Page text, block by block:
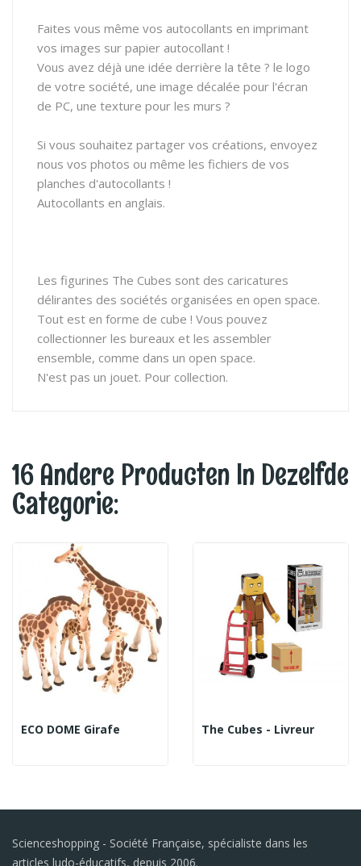
Faites vous même vos autocollants en imprimant
vos images sur papier autocollant !
Vous avez déjà une idée derrière la tête ? le logo
de votre société, une image décalée pour l'écran
de PC, une texture pour les murs ?
Si vous souhaitez partager vos créations, envoyez
nous vos photos ou même les fichiers de vos
planches d'autocollants !
Autocollants en anglais.
Les figurines The Cubes sont des caricatures
délirantes des sociétés organisées en open space.
Tout est en forme de cube ! Vous pouvez
collectionner les bureaux et les assembler
ensemble, comme dans un open space.
N'est pas un jouet. Pour collection.
16 Andere Producten In Dezelfde
Categorie:
ECO DOME Girafe The Cubes - Livreur
Scienceshopping - Société Française, spécialiste dans les
articles ludo-éducatifs, depuis 2006.